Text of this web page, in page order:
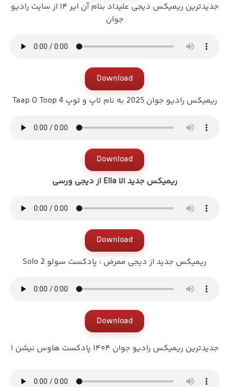
جدیدترین ریمیکس دیجی علیداد بنام آن ایر ۱۴ از سایت رادیو
جوان
Download
ریمیکس رادیو جوان 2025 به نام تاپ و توپ Taap O Toop 4
Download
ریمیکس جدید الا Ella از دیجی ورسی
Download
ریمیکس جدید از دیجی ممرض : پادکست سولو 2 Solo
Download
جدیدترین ریمیکس رادیو جوان ۱۴۰۴ پادکست هاوس نیشن ۱